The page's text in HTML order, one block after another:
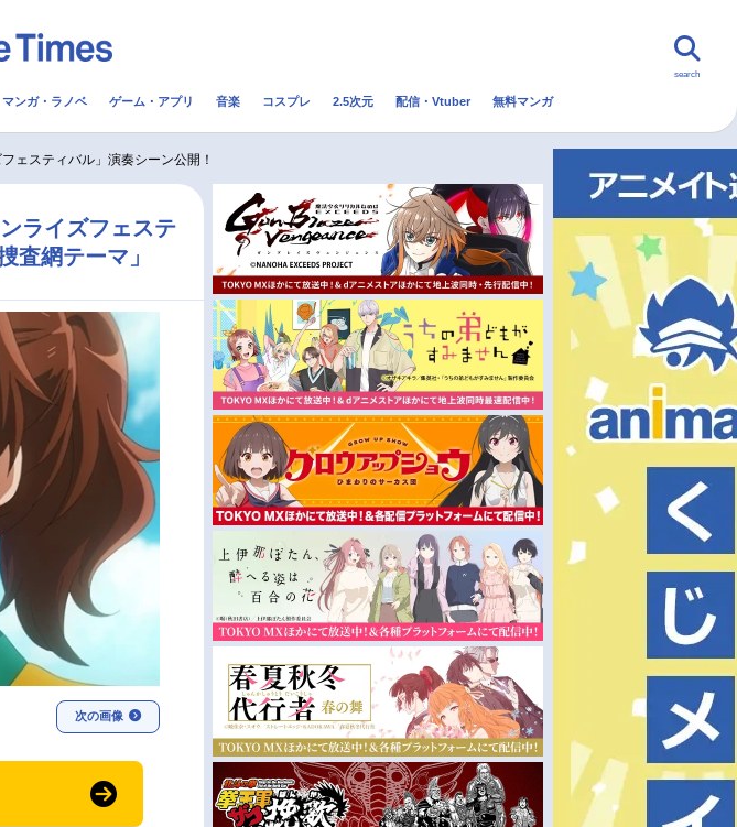
2.5次元 配信・Vtuber トレンド 無料マンガ
今期アニメ曜日別一覧
春アニメ
夏アニメ
秋アニメ
冬アニメ
US
search
マンガ・ラノベ ゲーム・アプリ 音楽 コスプレ 2.5次元 配信・Vtuber 無料マンガ
ェスティバル」演奏シーン公開！
ライズフェステ
網テーマ」
次の画像